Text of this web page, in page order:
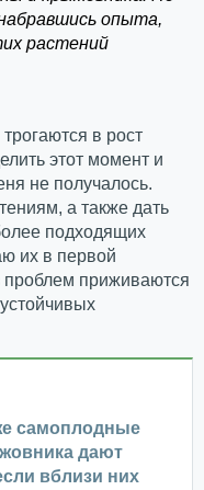
опыта,
растений
в рост
этот момент и
не получалось.
а также дать
подходящих
их в первой
проблем приживаются
самоплодные
дают
вблизи них